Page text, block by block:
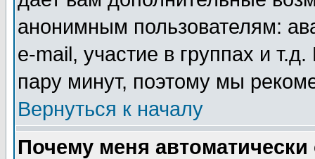
анонимным пользователям:
e-mail, участие в группах и
пару минут, поэтому мы
Вернуться к началу
Почему меня автоматически